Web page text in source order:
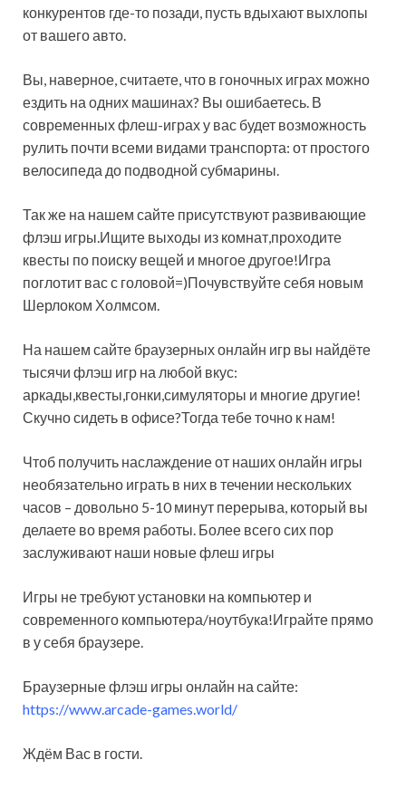
конкурентов где-то позади, пусть вдыхают выхлопы
от вашего авто.
Вы, наверное, считаете, что в гоночных играх можно
ездить на одних машинах? Вы ошибаетесь. В
современных флеш-играх у вас будет возможность
рулить почти всеми видами транспорта: от простого
велосипеда до подводной субмарины.
Так же на нашем сайте присутствуют развивающие
флэш игры.Ищите выходы из комнат,проходите
квесты по поиску вещей и многое другое!Игра
поглотит вас с головой=)Почувствуйте себя новым
Шерлоком Холмсом.
На нашем сайте браузерных онлайн игр вы найдёте
тысячи флэш игр на любой вкус:
аркады,квесты,гонки,симуляторы и многие другие!
Скучно сидеть в офисе?Тогда тебе точно к нам!
Чтоб получить наслаждение от наших онлайн игры
необязательно играть в них в течении нескольких
часов – довольно 5-10 минут перерыва, который вы
делаете во время работы. Более всего сих пор
заслуживают наши новые флеш игры
Игры не требуют установки на компьютер и
современного компьютера/ноутбука!Играйте прямо
в у себя браузере.
Браузерные флэш игры онлайн на сайте:
https://www.arcade-games.world/
Ждём Вас в гости.